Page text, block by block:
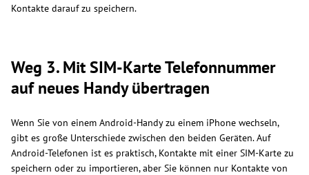
Kontakte darauf zu speichern.
Weg 3. Mit SIM-Karte Telefonnummer
auf neues Handy übertragen
Wenn Sie von einem Android-Handy zu einem iPhone wechseln,
gibt es große Unterschiede zwischen den beiden Geräten. Auf
Android-Telefonen ist es praktisch, Kontakte mit einer SIM-Karte zu
speichern oder zu importieren, aber Sie können nur Kontakte von